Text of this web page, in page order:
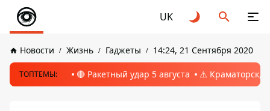
UK
Новости Жизнь Гаджеты 14:24, 21 Сентября 2020
ТОПТЕМЫ: 🔴 Ракетный удар 5 августа ⚠️ Краматорск,